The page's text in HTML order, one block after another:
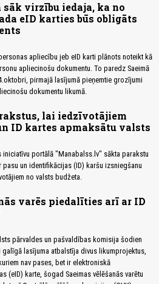
sāk virzību iedaja, ka no
eID karties būs obligāts
apliecību jeb eID karti plānots noteikt kā
apliecinošu dokumentu. To paredz Saeimā
pirmajā lasījumā pieņemtie grozījumi
dokumentu likumā.
lai iedzīvotājiem
ID kartes apmaksātu valsts
iniciatīvu portālā "Manabalss.lv" sākta parakstu
pasu un identifikācijas (ID) karšu izsniegšanu
no valsts budžeta.
varēs piedalīties arī ar ID
pārvaldes un pašvaldības komisija šodien
galīgā lasījuma atbalstīja divus likumprojektus,
nav pases, bet ir elektroniskā
(eID) karte, šogad Saeimas vēlēšanās varētu